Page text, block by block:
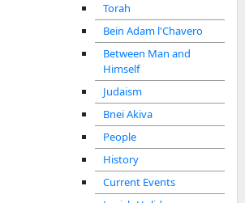
Torah
Bein Adam l'Chavero
Between Man and
Himself
Judaism
Bnei Akiva
People
History
Current Events